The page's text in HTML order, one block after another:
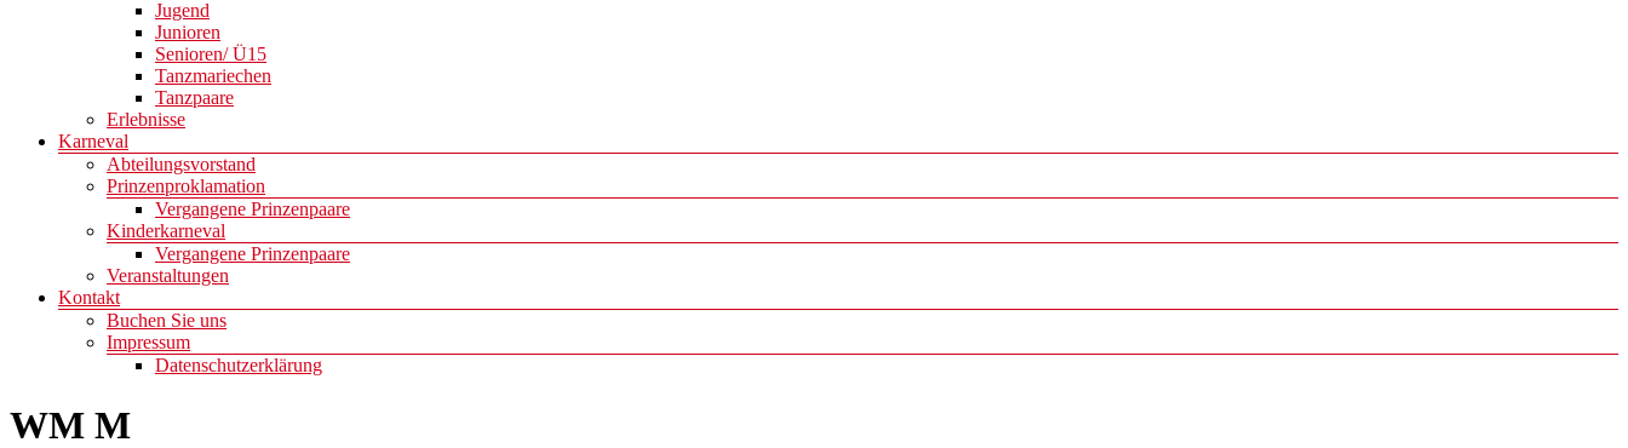
Jugend
Junioren
Senioren/ Ü15
Tanzmariechen
Tanzpaare
Erlebnisse
Karneval
Abteilungsvorstand
Prinzenproklamation
Vergangene Prinzenpaare
Kinderkarneval
Vergangene Prinzenpaare
Veranstaltungen
Kontakt
Buchen Sie uns
Impressum
Datenschutzerklärung
WM M